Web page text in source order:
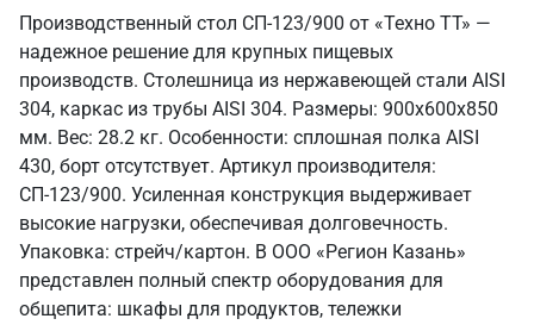
Производственный стол СП-123/900 от «Техно ТТ» —
надежное решение для крупных пищевых
производств. Столешница из нержавеющей стали AISI
304, каркас из трубы AISI 304. Размеры: 900x600x850
мм. Вес: 28.2 кг. Особенности: сплошная полка AISI
430, борт отсутствует. Артикул производителя:
СП-123/900. Усиленная конструкция выдерживает
высокие нагрузки, обеспечивая долговечность.
Упаковка: стрейч/картон. В ООО «Регион Казань»
представлен полный спектр оборудования для
общепита: шкафы для продуктов, тележки